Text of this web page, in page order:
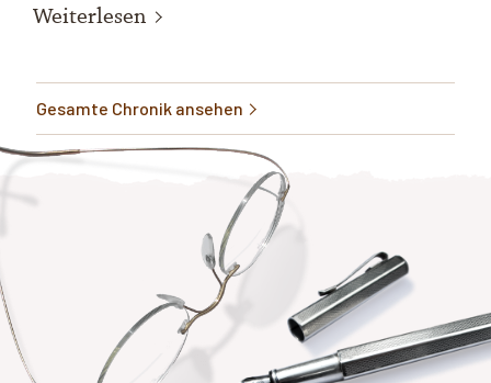
Weiterlesen
Gesamte Chronik ansehen